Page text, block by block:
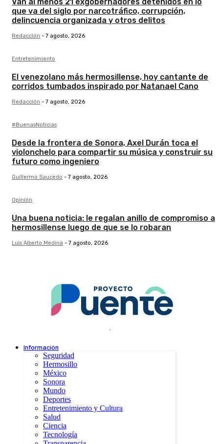
Van al menos 21 exgobernadores detenidos en lo
que va del siglo por narcotráfico, corrupción,
delincuencia organizada y otros delitos
Redacción - 7 agosto, 2026
Entretenimiento
El venezolano más hermosillense, hoy cantante de
corridos tumbados inspirado por Natanael Cano
Redacción - 7 agosto, 2026
#BuenasNoticias
Desde la frontera de Sonora, Axel Durán toca el
violonchelo para compartir su música y construir su
futuro como ingeniero
Guillermo Saucedo - 7 agosto, 2026
Opinión
Una buena noticia: le regalan anillo de compromiso a
hermosillense luego de que se lo robaran
Luis Alberto Medina - 7 agosto, 2026
.
Información
Seguridad
Hermosillo
México
Sonora
Mundo
Deportes
Entretenimiento y Cultura
Salud
Ciencia
Tecnología